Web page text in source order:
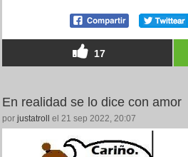
17
En realidad se lo dice con amor
por justatroll el 21 sep 2022, 20:07